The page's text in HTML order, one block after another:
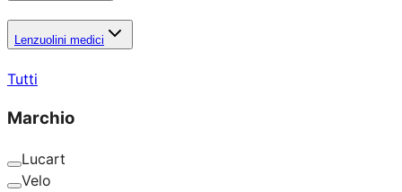
Lenzuolini medici
Tutti
Marchio
Lucart
Velo